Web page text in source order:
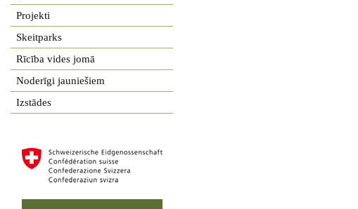
Projekti
Skeitparks
Rīcība vides jomā
Noderīgi jauniešiem
Izstādes